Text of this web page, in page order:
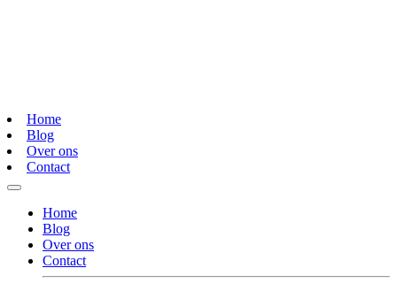
Home
Blog
Over ons
Contact
Home
Blog
Over ons
Contact